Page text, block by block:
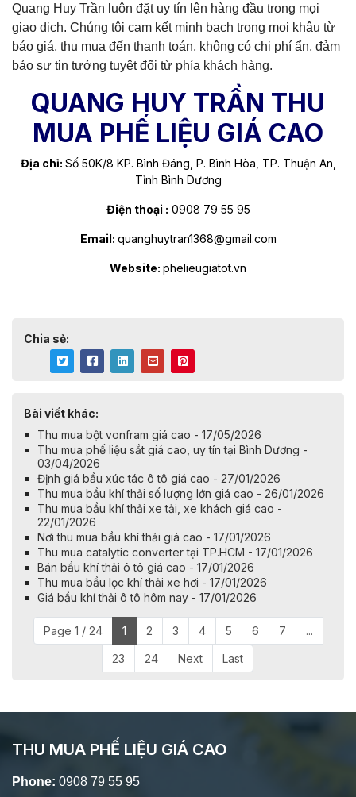
Quang Huy Trần luôn đặt uy tín lên hàng đầu trong mọi
giao dịch. Chúng tôi cam kết minh bạch trong mọi khâu từ
báo giá, thu mua đến thanh toán, không có chi phí ẩn, đảm
bảo sự tin tưởng tuyệt đối từ phía khách hàng.
QUANG HUY TRẦN THU
MUA PHẾ LIỆU GIÁ CAO
Địa chỉ: Số 50K/8 KP. Bình Đáng, P. Bình Hòa, TP. Thuận An,
Tỉnh Bình Dương
Điện thoại : 0908 79 55 95
Email: quanghuytran1368@gmail.com
Website: phelieugiatot.vn
Chia sẻ:
Bài viết khác:
Thu mua bột vonfram giá cao - 17/05/2026
Thu mua phế liệu sắt giá cao, uy tín tại Bình Dương -
03/04/2026
Định giá bầu xúc tác ô tô giá cao - 27/01/2026
Thu mua bầu khí thải số lượng lớn giá cao - 26/01/2026
Thu mua bầu khí thải xe tải, xe khách giá cao -
22/01/2026
Nơi thu mua bầu khí thải giá cao - 17/01/2026
Thu mua catalytic converter tại TP.HCM - 17/01/2026
Bán bầu khí thải ô tô giá cao - 17/01/2026
Thu mua bầu lọc khí thải xe hơi - 17/01/2026
Giá bầu khí thải ô tô hôm nay - 17/01/2026
Page 1 / 24 1 2 3 4 5 6 7 ...
23 24 Next Last
THU MUA PHẾ LIỆU GIÁ CAO
Phone: 0908 79 55 95